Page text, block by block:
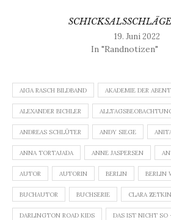
19. Juni 2022
In "Randnotizen"
AIGA RASCH BILDBAND AKADEMIE DER
ALEXANDER BICHLER
ANDREAS SCHLÜTER ANDY SIEGE
ANNA TORTAJADA ANNE JASPERSEN
AUTOR AUTORIN BERLIN BERLIN
BUCHAUTOR BUCHSERIE CLARA ZETKIN
DARLINGTON ROAD KIDS DAS IST NICHT SO